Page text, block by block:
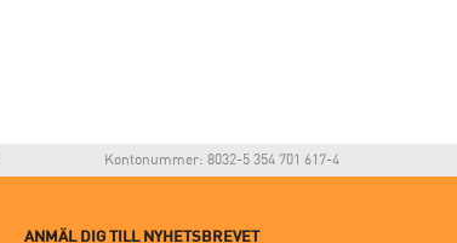
Kontonummer: 8032-5 354 701 617-4
ANMÄL DIG TILL NYHETSBREVET